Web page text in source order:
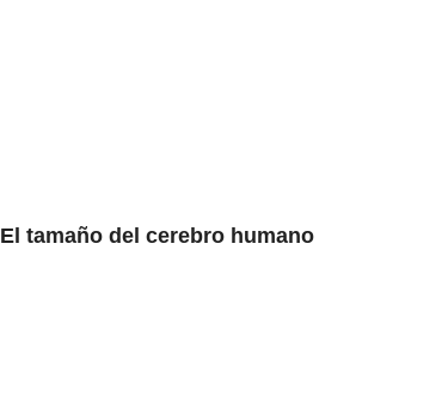
El tamaño del cerebro humano